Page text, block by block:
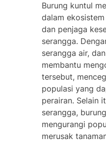
Burung kuntul
dalam
dan penjaga
serangga.
serangga air,
membantu
tersebut,
populasi yang
perairan. Selain
serangga,
mengurangi
merusak